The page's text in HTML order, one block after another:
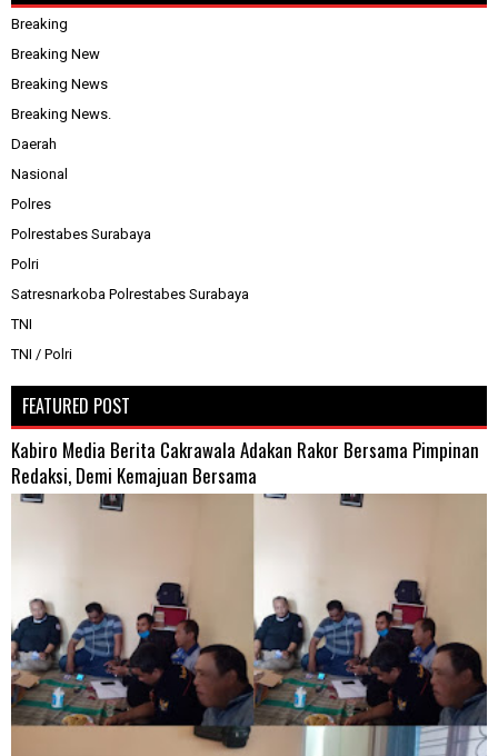
Breaking
Breaking New
Breaking News
Breaking News.
Daerah
Nasional
Polres
Polrestabes Surabaya
Polri
Satresnarkoba Polrestabes Surabaya
TNI
TNI / Polri
FEATURED POST
Kabiro Media Berita Cakrawala Adakan Rakor Bersama Pimpinan
Redaksi, Demi Kemajuan Bersama